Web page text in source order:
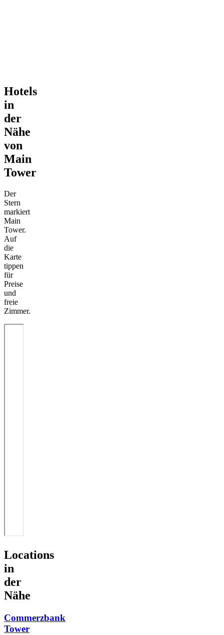
Hotels
in
der
Nähe
von
Main
Tower
Der
Stern
markiert
Main
Tower.
Auf
die
Karte
tippen
für
Preise
und
freie
Zimmer.
Locations
in
der
Nähe
Commerzbank
Tower